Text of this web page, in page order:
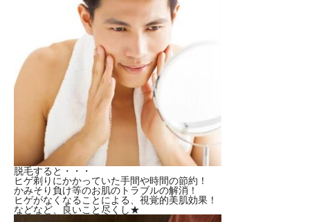
脱毛すると・・・
ヒゲ剃りにかかっていた手間や時間の節約！
かみそり負け等のお肌のトラブルの解消！
ヒゲがなくなることによる、視覚的美肌効果！
などなど、良いこと尽くし★